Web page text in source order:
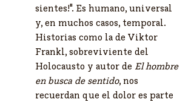
sientes!". Es humano, universal
y, en muchos casos, temporal.
Historias como la de Viktor
Frankl, sobreviviente del
Holocausto y autor de El hombre
en busca de sentido, nos
recuerdan que el dolor es parte